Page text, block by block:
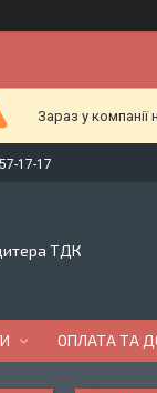
Зараз у
17-17
ТДК
ОПЛАТА ТА